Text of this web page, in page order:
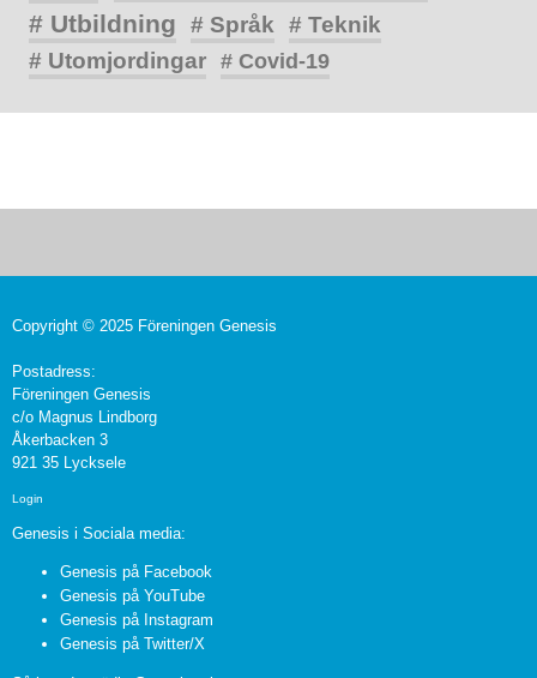
# Utbildning
# Språk
# Teknik
# Utomjordingar # Covid-19
Copyright © 2025 Föreningen Genesis
Postadress:
Föreningen Genesis
c/o Magnus Lindborg
Åkerbacken 3
921 35 Lycksele
Login
Genesis i Sociala media:
Genesis på Facebook
Genesis på YouTube
Genesis på Instagram
Genesis på Twitter/X